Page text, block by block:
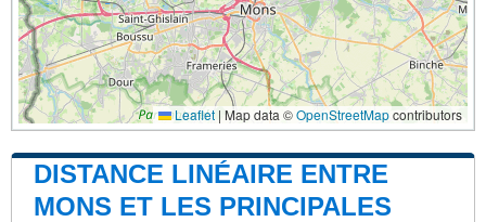
Leaflet | Map data ©OpenStreetMapcontributors
DISTANCE LINÉAIRE ENTRE
MONS ET LES PRINCIPALES